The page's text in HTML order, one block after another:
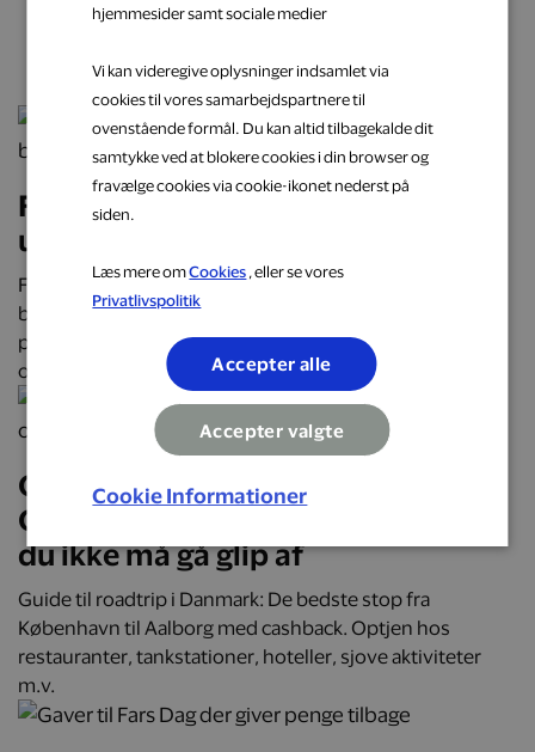
næste oplevelse
Få cashback på hverdagens
udgifter hos populære brands
Få cashback på hverdagens udgifter hos over 2.000
butikker, restauranter og webshops. Optjen automatisk
penge tilbage på alt fra mad og transport til mode, bolig
og faste abonnementer.
Oplev Danmark på roadtrip:
Oplevelser, mad og overnatninger,
du ikke må gå glip af
Guide til roadtrip i Danmark: De bedste stop fra
København til Aalborg med cashback. Optjen hos
restauranter, tankstationer, hoteller, sjove aktiviteter
m.v.
hjemmesider samt sociale medier
Vi kan videregive oplysninger indsamlet via
cookies til vores samarbejdspartnere til
ovenstående formål. Du kan altid tilbagekalde dit
samtykke ved at blokere cookies i din browser og
fravælge cookies via cookie-ikonet nederst på
siden.
Læs mere omCookies , eller se vores
Privatlivspolitik
Accepter alle
Accepter valgte
Cookie Informationer